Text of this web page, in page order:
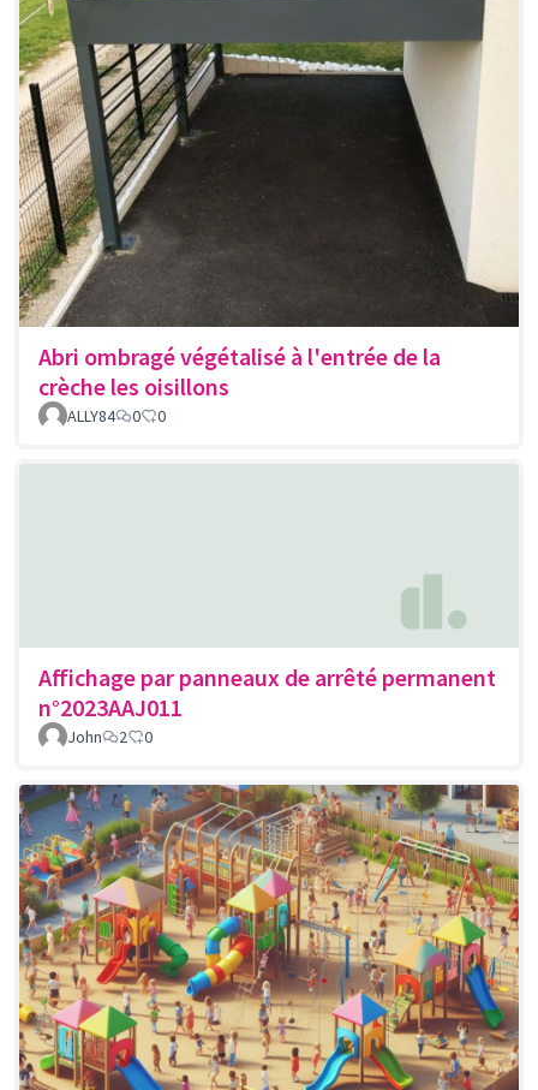
Abri ombragé végétalisé à l'entrée de la
crèche les oisillons
ALLY84 0 0
Affichage par panneaux de arrêté permanent
n°2023AAJ011
John 2 0